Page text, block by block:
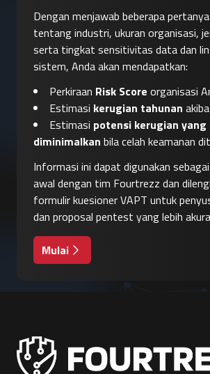
Dengan menjawab beberapa
tentang industri, ukuran organisasi,
serta tingkat sensitivitas data dan
sistem, Anda akan mendapatkan:
Perkiraan Risk Score organisasi
Estimasi kerugian tahunan
Estimasi potensi kerugian yang
diminimalkan bila celah keamanan
Informasi ini dapat digunakan
awal dengan tim Fourtrezz dan
formulir kuesioner VAPT untuk
dan proposal pentest yang lebih
Mulai